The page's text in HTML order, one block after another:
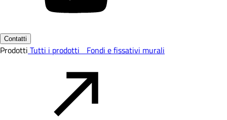
Contatti
Prodotti Tutti i prodotti Fondi e fissativi murali